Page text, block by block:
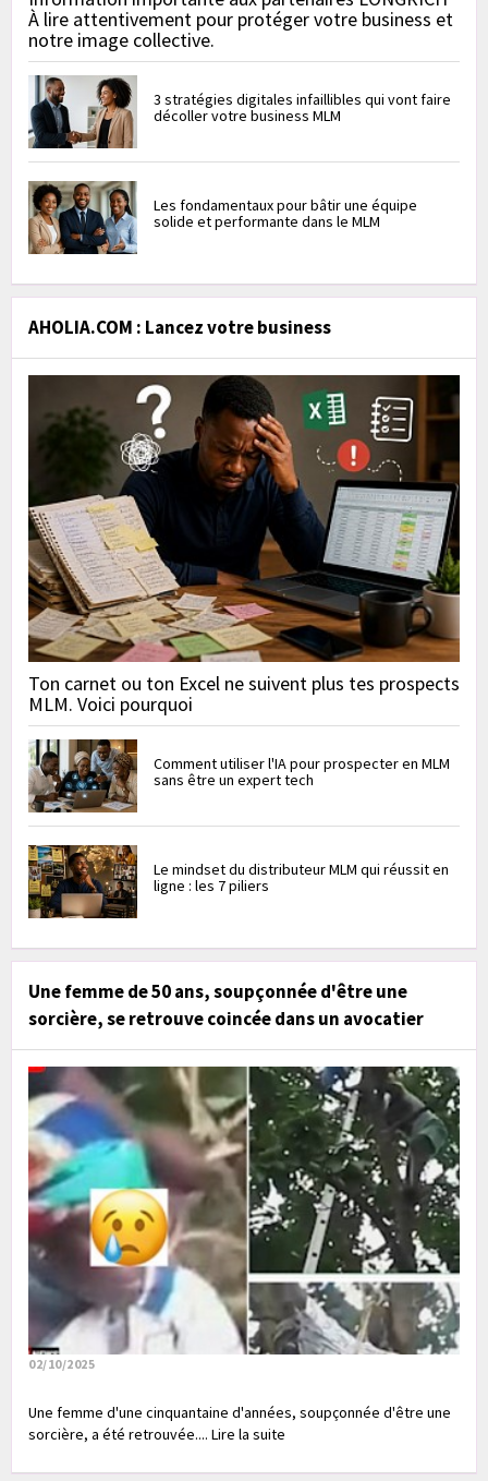
À lire attentivement pour protéger votre business et
notre image collective.
3 stratégies digitales infaillibles qui vont faire
décoller votre business MLM
Les fondamentaux pour bâtir une équipe
solide et performante dans le MLM
AHOLIA.COM : Lancez votre business
Ton carnet ou ton Excel ne suivent plus tes prospects
MLM. Voici pourquoi
Comment utiliser l'IA pour prospecter en MLM
sans être un expert tech
Le mindset du distributeur MLM qui réussit en
ligne : les 7 piliers
Une femme de 50 ans, soupçonnée d'être une
sorcière, se retrouve coincée dans un avocatier
02/10/2025
Une femme d'une cinquantaine d'années, soupçonnée d'être une
sorcière, a été retrouvée.... Lire la suite